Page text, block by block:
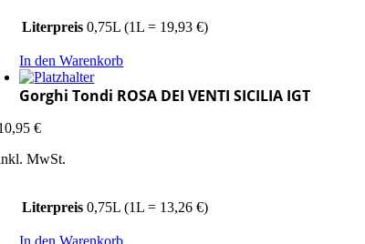
Literpreis 0,75L (1L = 19,93 €)
In den Warenkorb
Gorghi Tondi ROSA DEI VENTI SICILIA IGT
€
MwSt.
Literpreis 0,75L (1L = 13,26 €)
In den Warenkorb